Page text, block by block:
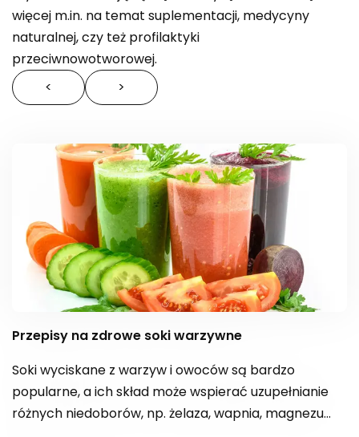
więcej m.in. na temat suplementacji, medycyny
naturalnej, czy też profilaktyki
przeciwnowotworowej.
<
>
Przepisy na zdrowe soki warzywne
Soki wyciskane z warzyw i owoców są bardzo
popularne, a ich skład może wspierać uzupełnianie
różnych niedoborów, np. żelaza, wapnia, magnezu